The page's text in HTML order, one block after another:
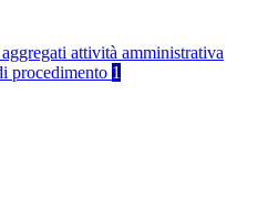
attività amministrativa
procedimento 1